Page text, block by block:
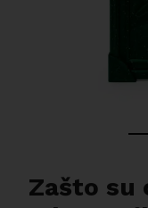
Zašto su